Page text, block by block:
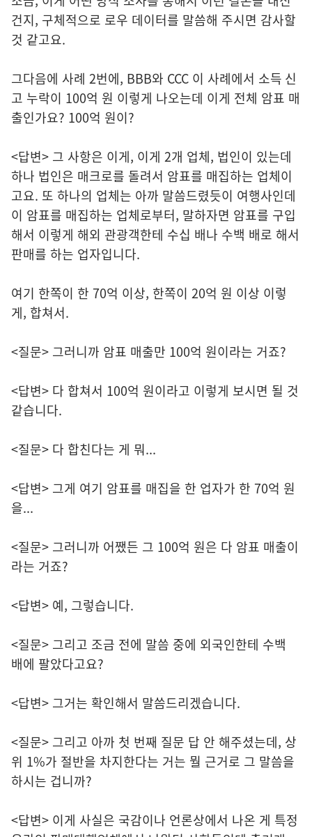
건지, 구체적으로 로우 데이터를 말씀해 주시면 감사할
것 같고요.
그다음에 사례 2번에, BBB와 CCC 이 사례에서 소득 신
고 누락이 100억 원 이렇게 나오는데 이게 전체 암표 매
출인가요? 100억 원이?
<답변> 그 사항은 이게, 이게 2개 업체, 법인이 있는데
하나 법인은 매크로를 돌려서 암표를 매집하는 업체이
고요. 또 하나의 업체는 아까 말씀드렸듯이 여행사인데
이 암표를 매집하는 업체로부터, 말하자면 암표를 구입
해서 이렇게 해외 관광객한테 수십 배나 수백 배로 해서
판매를 하는 업자입니다.
여기 한쪽이 한 70억 이상, 한쪽이 20억 원 이상 이렇
게, 합쳐서.
<질문> 그러니까 암표 매출만 100억 원이라는 거죠?
<답변> 다 합쳐서 100억 원이라고 이렇게 보시면 될 것
같습니다.
<질문> 다 합친다는 게 뭐...
<답변> 그게 여기 암표를 매집을 한 업자가 한 70억 원
을...
<질문> 그러니까 어쨌든 그 100억 원은 다 암표 매출이
라는 거죠?
<답변> 예, 그렇습니다.
<질문> 그리고 조금 전에 말씀 중에 외국인한테 수백
배에 팔았다고요?
<답변> 그거는 확인해서 말씀드리겠습니다.
<질문> 그리고 아까 첫 번째 질문 답 안 해주셨는데, 상
위 1%가 절반을 차지한다는 거는 뭘 근거로 그 말씀을
하시는 겁니까?
<답변> 이게 사실은 국감이나 언론상에서 나온 게 특정